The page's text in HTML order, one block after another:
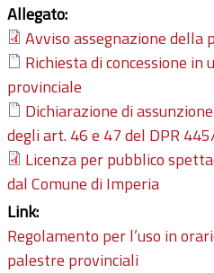
Allegato:
Avviso assegnazione della
Richiesta di concessione in
provinciale
Dichiarazione di
degli art. 46 e 47 del DPR
Licenza per pubblico
dal Comune di Imperia
Link:
Regolamento per l’uso in
palestre provinciali